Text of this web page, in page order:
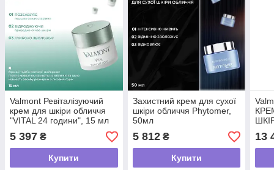
Valmont Ревіталізуючий
крем для шкіри обличчя
"VITAL 24 години", 15 мл
5 397 ₴
Купити
Захистний крем для сухої
шкіри обличчя Phytomer,
50мл
5 812₴
Купити
, 50
13